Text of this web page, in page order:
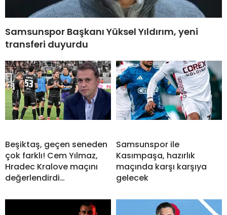
Samsunspor Başkanı Yüksel Yıldırım, yeni
transferi duyurdu
Beşiktaş, geçen seneden
çok farklı! Cem Yılmaz,
Hradec Kralove maçını
değerlendirdi…
Samsunspor ile
Kasımpaşa, hazırlık
maçında karşı karşıya
gelecek